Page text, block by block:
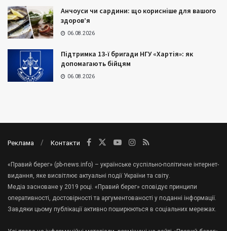
Анчоуси чи сардини: що корисніше для вашого
здоров’я
06.08.2026
Підтримка 13-ї бригади НГУ «Хартія»: як
допомагають бійцям
06.08.2026
Реклама Контакти
«Правий берег» (pb-news.info) – українське суспільно-політичне інтернет-
видання, яке висвітлює актуальні події України та світу.
Медіа засноване у 2019 році. «Правий берег» сповідує принципи
оперативності, достовірності та аргументованості у поданні інформації.
Завдяки цьому публікації активно поширюються в соціальних мережах.